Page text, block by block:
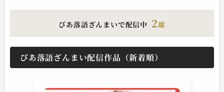
ぴあ落語ざんまいで配信中 2席
ぴあ落語ざんまい配信作品（新着順）